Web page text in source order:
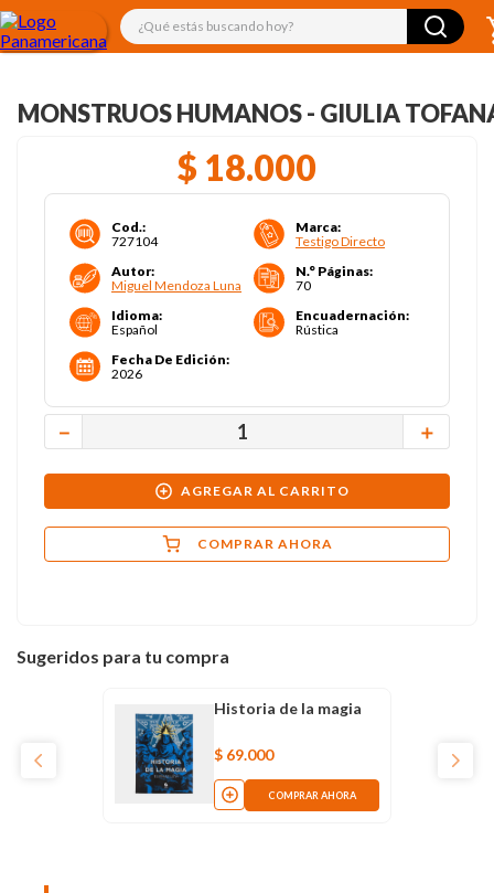
¿Qué estás buscando hoy?
MONSTRUOS HUMANOS - GIULIA
$ 18.000
Cod.:
727104
Marca:
Testigo Directo
Autor:
Miguel Mendoza Luna
N.° Páginas:
70
Idioma:
Español
Encuadernación:
Rústica
Fecha De Edición:
2026
＋
－
AGREGAR AL CARRITO
COMPRAR AHORA
Sugeridos para tu compra
Historia de la magia
$ 69.000
COMPRAR AHORA